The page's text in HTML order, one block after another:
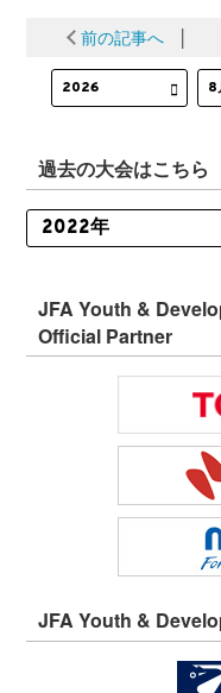
前の記事へ │
過去の大会はこちら
JFA Youth &
Official Partner
JFA Youth &